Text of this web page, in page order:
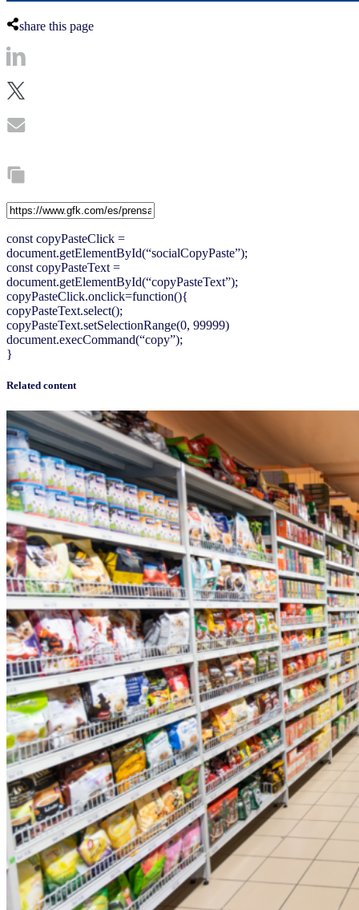
share this page
const copyPasteClick =
document.getElementById(“socialCopyPaste”);
const copyPasteText =
document.getElementById(“copyPasteText”);
copyPasteClick.onclick=function(){
copyPasteText.select();
copyPasteText.setSelectionRange(0, 99999)
document.execCommand(“copy”);
}
Related content